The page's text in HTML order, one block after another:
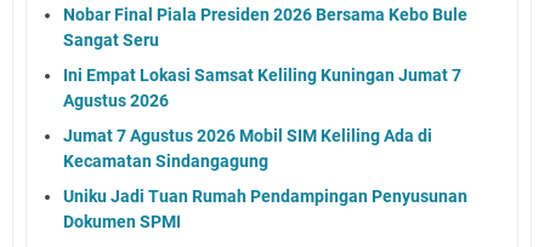
Nobar Final Piala Presiden 2026 Bersama Kebo Bule
Sangat Seru
Ini Empat Lokasi Samsat Keliling Kuningan Jumat 7
Agustus 2026
Jumat 7 Agustus 2026 Mobil SIM Keliling Ada di
Kecamatan Sindangagung
Uniku Jadi Tuan Rumah Pendampingan Penyusunan
Dokumen SPMI